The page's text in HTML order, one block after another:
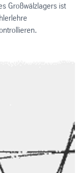
Großwälzlagers ist